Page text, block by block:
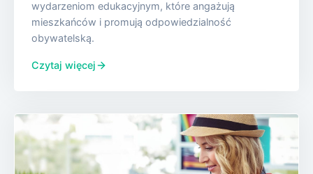
wydarzeniom edukacyjnym, które angażują
mieszkańców i promują odpowiedzialność
obywatelską.
Czytaj więcej